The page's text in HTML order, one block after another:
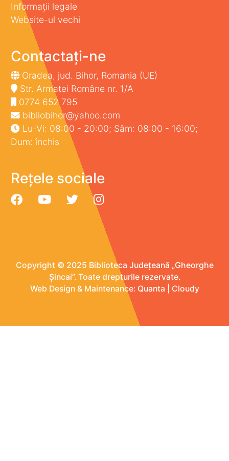
Informații legale
Website-ul vechi
Contactați-ne
Oradea, jud. Bihor, Romania (UE)
Str. Armatei Române nr. 1/A
0774 652 795
bibliobihor@yahoo.com
Lu-Vi: 08:00 - 20:00; Sâm: 08:00 - 16:00;
Dum: închis
Rețele sociale
Copyright © 2025 Biblioteca Județeană „Gheorghe
Șincai”. Toate drepturile rezervate.
Web Design & Maintenance: Quanta Cloudy